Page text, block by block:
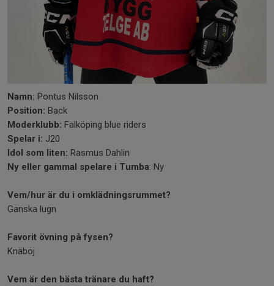
Namn: Pontus Nilsson
Position: Back
Moderklubb: Falköping blue riders
Spelar i: J20
Idol som liten: Rasmus Dahlin
Ny eller gammal spelare i Tumba: Ny
Vem/hur är du i omklädningsrummet?
Ganska lugn
Favorit övning på fysen?
Knäböj
Vem är den bästa tränare du haft?